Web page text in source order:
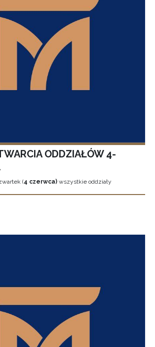
ODDZIAŁÓW 4-
(4 czerwca) wszystkie oddziały